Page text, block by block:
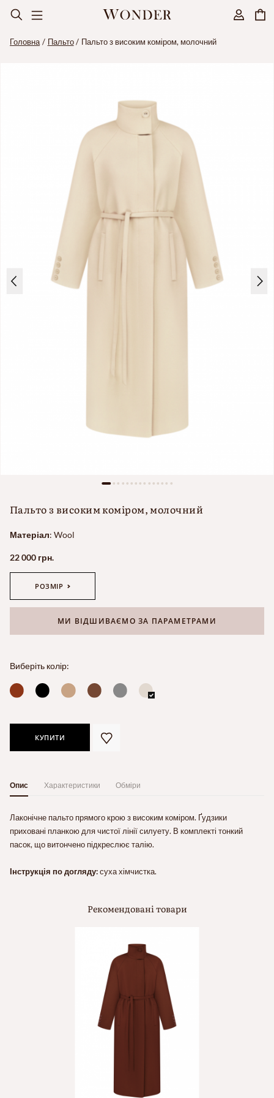
Головна Пальто Пальто з високим коміром, молочний
Пальто з високим коміром, молочний
Матеріал: Wool
22 000 грн.
РОЗМІР
МИ ВІДШИВАЄМО ЗА ПАРАМЕТРАМИ
Виберіть колір:
КУПИТИ
Опис Характеристики Обміри
Лаконічне пальто прямого крою з високим коміром. Ґудзики
приховані планкою для чистої лінії силуету. В комплекті тонкий
пасок, що витончено підкреслює талію.
Інструкція по догляду:суха хімчистка.
Рекомендовані товари